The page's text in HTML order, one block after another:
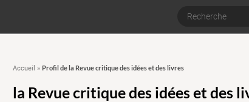
Accueil » Profil de la Revue critique des idées et des livres
la Revue critique des idées et des